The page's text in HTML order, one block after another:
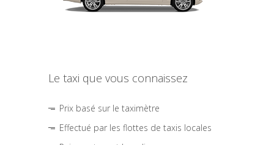
Le taxi que vous connaissez
Prix basé sur le taximètre
Effectué par les flottes de taxis locales